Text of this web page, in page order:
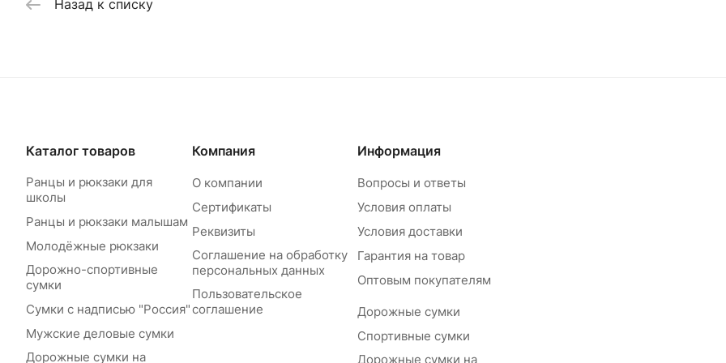
Назад к списку
Каталог товаров
Ранцы и рюкзаки для
школы
Ранцы и рюкзаки малышам
Молодёжные рюкзаки
Дорожно-спортивные
сумки
Сумки с надписью "Россия"
Мужские деловые сумки
Дорожные сумки на
Компания
О компании
Сертификаты
Реквизиты
Соглашение на обработку
персональных данных
Пользовательское
соглашение
Информация
Вопросы и ответы
Условия оплаты
Условия доставки
Гарантия на товар
Оптовым покупателям
Дорожные сумки
Спортивные сумки
Дорожные сумки на